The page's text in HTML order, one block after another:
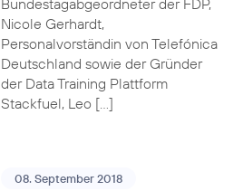
Bundestagabgeordneter der FDP,
Nicole Gerhardt,
Personalvorständin von Telefónica
Deutschland sowie der Gründer
der Data Training Plattform
Stackfuel, Leo […]
08. September 2018